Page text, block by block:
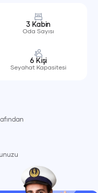
3 Kabin
Oda Sayısı
6 Kişi
Seyahat Kapasitesi